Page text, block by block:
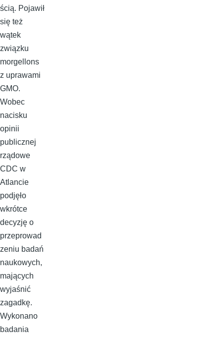
ścią. Pojawił
się też
wątek
związku
morgellons
z uprawami
GMO.
Wobec
nacisku
opinii
publicznej
rządowe
CDC w
Atlancie
podjęło
wkrótce
decyzję o
przeprowad
zeniu badań
naukowych,
mających
wyjaśnić
zagadkę.
Wykonano
badania